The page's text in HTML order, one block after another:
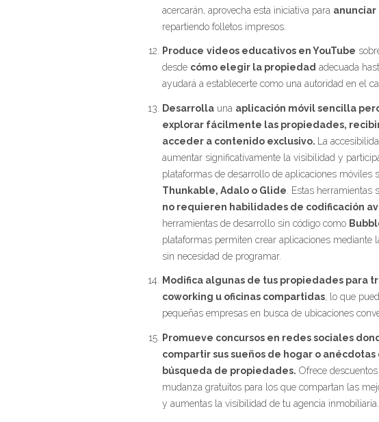
acercarán, aprovecha esta iniciativa para
repartiendo folletos impresos.
Produce videos educativos en YouTube
desde cómo elegir la propiedad adecuada
ayudará a establecerte como una autoridad en el
Desarrolla una aplicación móvil sencilla
explorar fácilmente las propiedades,
acceder a contenido exclusivo.
La
aumentar significativamente la visibilidad y
plataformas de desarrollo de aplicaciones móviles
Thunkable, Adalo o Glide . Estas
no requieren habilidades de codificación
herramientas de desarrollo sin código como
plataformas permiten crear aplicaciones mediante
sin necesidad de programar.
Modifica algunas de tus propiedades para
coworking u oficinas compartidas, lo que
pequeñas empresas en busca de ubicaciones
Promueve concursos en redes sociales
compartir sus sueños de hogar o
búsqueda de propiedades. Ofrece
mudanza gratuitos para los que compartan las
y aumentas la visibilidad de tu agencia inmobiliaria.